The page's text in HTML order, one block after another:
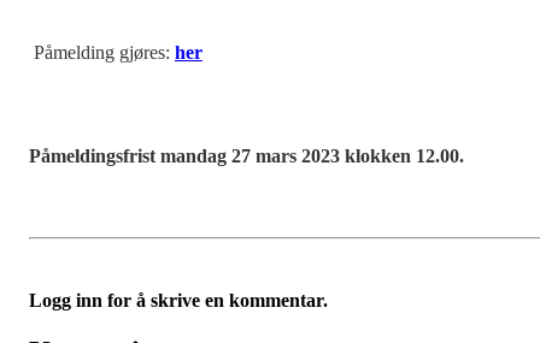
Påmelding gjøres: her
Påmeldingsfrist mandag 27 mars 2023 klokken 12.00.
Logg inn for å skrive en kommentar.